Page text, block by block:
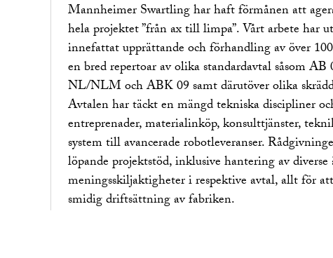
Mannheimer Swartling har haft förmånen att
hela projektet ”från ax till limpa”. Vårt arbete har
innefattat upprättande och förhandling av över
en bred repertoar av olika standardavtal såsom
NL/NLM och ABK 09 samt därutöver olika
Avtalen har täckt en mängd tekniska discipliner
entreprenader, materialinköp, konsulttjänster,
system till avancerade robotleveranser.
löpande projektstöd, inklusive hantering av
meningsskiljaktigheter i respektive avtal, allt för
smidig driftsättning av fabriken.